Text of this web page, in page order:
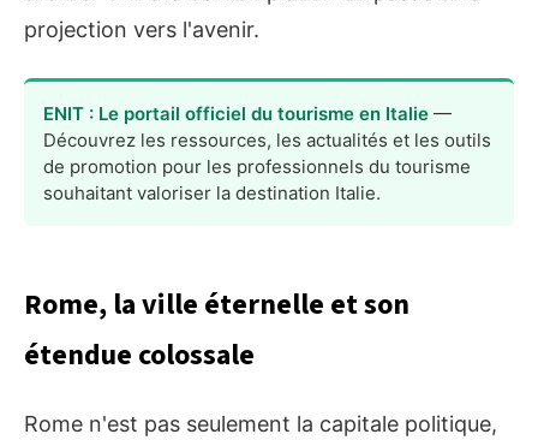
projection vers l'avenir.
ENIT : Le portail officiel du tourisme en Italie —
Découvrez les ressources, les actualités et les outils
de promotion pour les professionnels du tourisme
souhaitant valoriser la destination Italie.
Rome, la ville éternelle et son
étendue colossale
Rome n'est pas seulement la capitale politique,